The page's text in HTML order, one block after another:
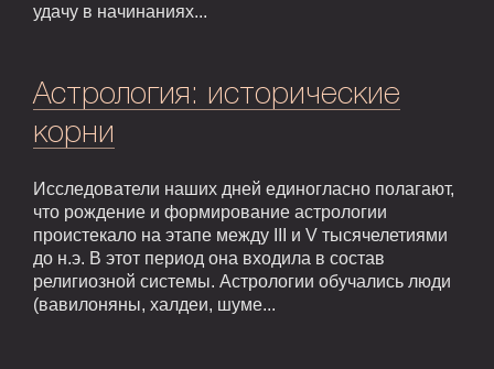
удачу в начинаниях...
Астрология: исторические
корни
Исследователи наших дней единогласно полагают,
что рождение и формирование астрологии
проистекало на этапе между III и V тысячелетиями
до н.э. В этот период она входила в состав
религиозной системы. Астрологии обучались люди
(вавилоняны, халдеи, шуме...